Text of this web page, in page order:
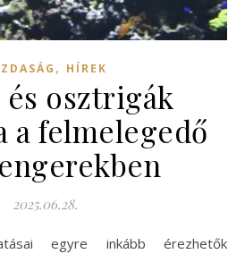
, HÍREK
és osztrigák
a felmelegedő
2025.06.28.